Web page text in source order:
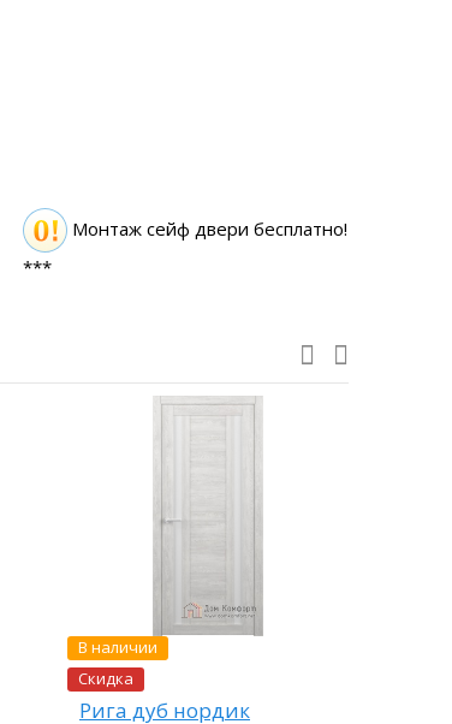
Монтаж сейф двери бесплатно!
***
В наличии
Скидка
Рига дуб нордик